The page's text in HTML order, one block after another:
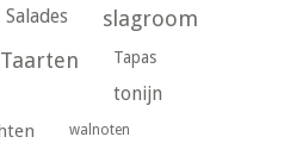
Salades slagroom
Taarten Tapas
tonijn
walnoten